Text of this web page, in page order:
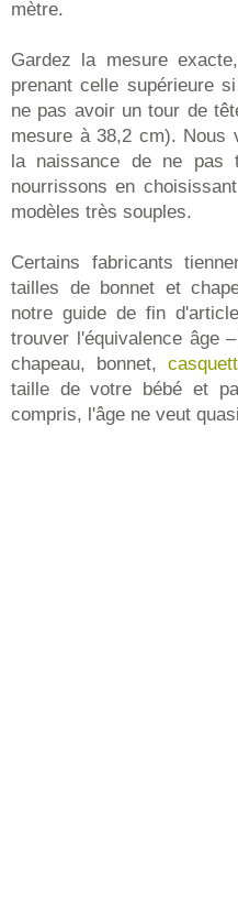
mètre.
Gardez la mesure
prenant celle supérieure
ne pas avoir un tour de
mesure à 38,2 cm). Nous
la naissance de ne pas
nourrissons en
modèles très souples.
Certains fabricants
tailles de bonnet et
notre guide de fin
trouver l'équivalence âge
chapeau, bonnet,
taille de votre bébé et
compris, l'âge ne veut